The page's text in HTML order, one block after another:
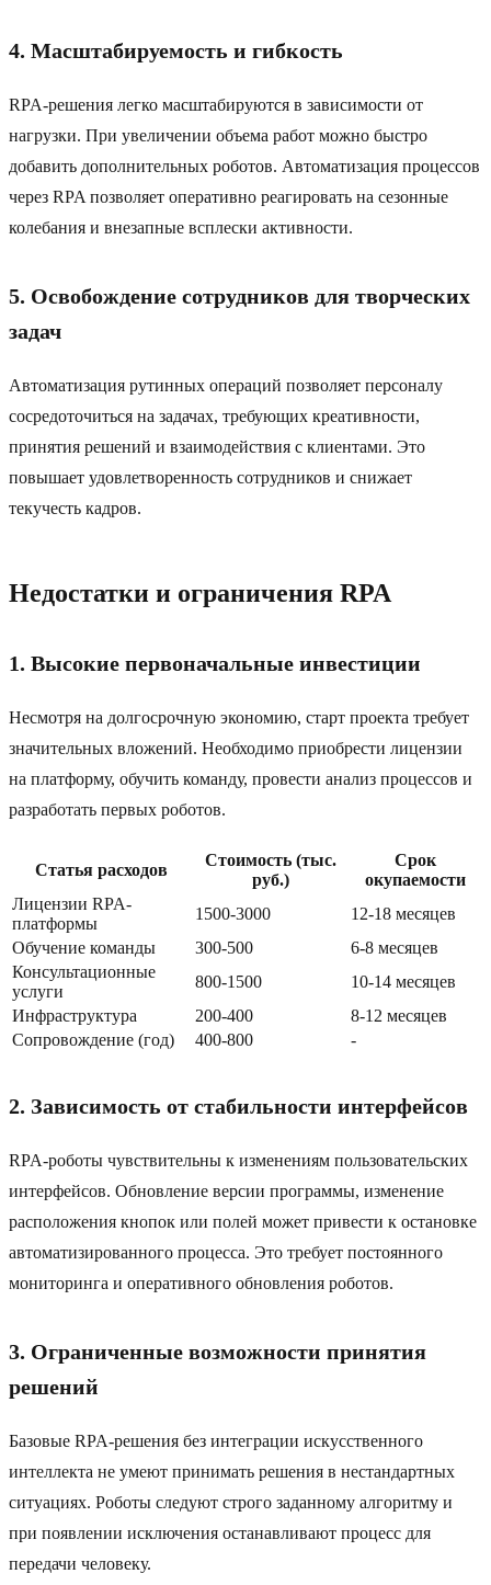
4. Масштабируемость и гибкость
RPA-решения легко масштабируются в зависимости от
нагрузки. При увеличении объема работ можно быстро
добавить дополнительных роботов. Автоматизация процессов
через RPA позволяет оперативно реагировать на сезонные
колебания и внезапные всплески активности.
5. Освобождение сотрудников для творческих
задач
Автоматизация рутинных операций позволяет персоналу
сосредоточиться на задачах, требующих креативности,
принятия решений и взаимодействия с клиентами. Это
повышает удовлетворенность сотрудников и снижает
текучесть кадров.
Недостатки и ограничения RPA
1. Высокие первоначальные инвестиции
Несмотря на долгосрочную экономию, старт проекта требует
значительных вложений. Необходимо приобрести лицензии
на платформу, обучить команду, провести анализ процессов и
разработать первых роботов.
Статья расходов
Стоимость (тыс.
руб.)
Срок
окупаемости
Лицензии RPA-
платформы
1500-3000
12-18 месяцев
Обучение команды
300-500
6-8 месяцев
Консультационные
услуги
800-1500
10-14 месяцев
Инфраструктура
200-400
8-12 месяцев
Сопровождение (год)
400-800 -
2. Зависимость от стабильности интерфейсов
RPA-роботы чувствительны к изменениям пользовательских
интерфейсов. Обновление версии программы, изменение
расположения кнопок или полей может привести к остановке
автоматизированного процесса. Это требует постоянного
мониторинга и оперативного обновления роботов.
3. Ограниченные возможности принятия
решений
Базовые RPA-решения без интеграции искусственного
интеллекта не умеют принимать решения в нестандартных
ситуациях. Роботы следуют строго заданному алгоритму и
при появлении исключения останавливают процесс для
передачи человеку.